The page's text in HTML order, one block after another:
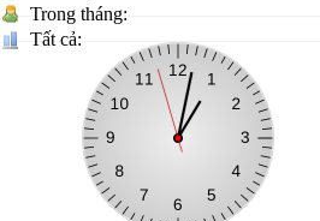
Trong tháng:
Tất cả: